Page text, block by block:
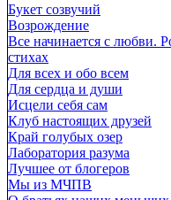
Букет созвучий
Возрождение
Все начинается с любви.
стихах
Для всех и обо всем
Для сердца и души
Исцели себя сам
Клуб настоящих друзей
Край голубых озер
Лаборатория разума
Лучшее от блогеров
Мы из МЧПВ